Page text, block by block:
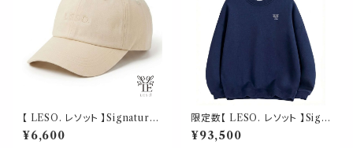
【 LESO. レソット 】Signature
Minimalist Cap - Beige ユニ
セックス / アジャスタブル
¥6,600
限定数【 LESO. レソット 】Sign
ature Crewneck（ シグネチャ
ー クルーネック）ユニセックス
¥93,500